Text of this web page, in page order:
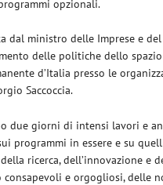
opzionali.
dal ministro delle Imprese e
delle politiche dello spazio
d’Italia presso le
Saccoccia.
due giorni di intensi lavori e
programmi in essere e su
ricerca, dell’innovazione e
consapevoli e orgogliosi, delle